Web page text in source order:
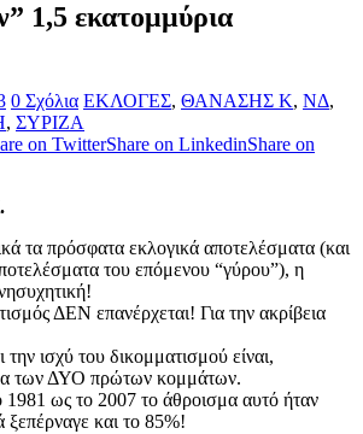
1,5 εκατομμύρια
0 Σχόλια ΕΚΛΟΓΕΣ, ΘΑΝΑΣΗΣ Κ, ΝΔ,
, ΣΥΡΙΖΑ
on TwitterShare on LinkedinShare on
τα πρόσφατα εκλογικά αποτελέσματα (και
του επόμενου “γύρου”), η
ΔΕΝ επανέρχεται! Για την ακρίβεια
ισχύ του δικομματισμού είναι,
των ΔΥΟ πρώτων κομμάτων.
ως το 2007 το άθροισμα αυτό ήταν
και το 85%!